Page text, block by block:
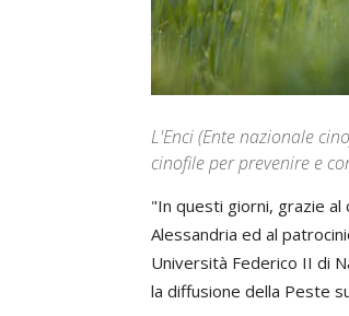
L'Enci (Ente nazionale
cinofile per prevenire e
"In questi giorni, grazie al
Alessandria ed al
Università Federico II di
la diffusione della Peste